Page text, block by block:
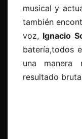
musical y
también
voz, Ignacio
batería,todos
una manera
resultado